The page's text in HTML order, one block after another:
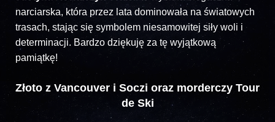
narciarska, która przez lata dominowała na światowych
trasach, stając się symbolem niesamowitej siły woli i
determinacji. Bardzo dziękuję za tę wyjątkową
pamiątkę!
Złoto z Vancouver i Soczi oraz morderczy Tour
de Ski